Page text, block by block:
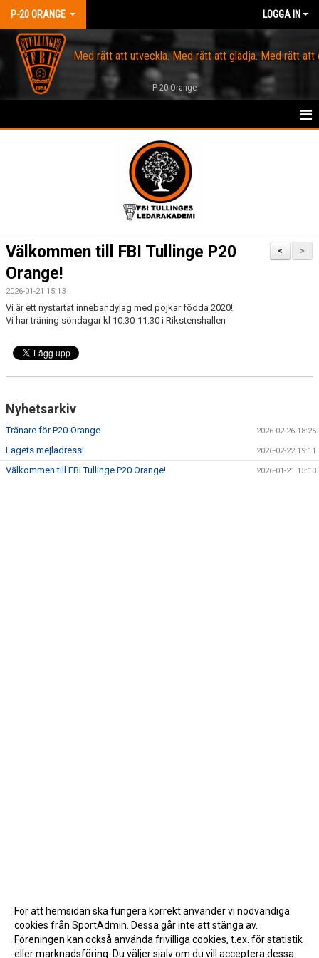
P-20 ORANGE LOGGA IN
Med rätt att utveckla. Med rätt att glädja. Med rätt att
P-20 Orange
TRUPPEN
DOKUMENT
BILDGALLERI
KONTAKT
>
<
Välkommen till FBI Tullinge P20
Orange!
2026-01-21 15:13
Vi är ett nystartat innebandylag med pojkar födda 2020!
Vi har träning söndagar kl 10:30-11:30 i Rikstenshallen
Nyhetsarkiv
Tränare för P20-Orange 2026-02-26 18:25
Lagets mejladress! 2026-02-22 19:11
Välkommen till FBI Tullinge P20 Orange! 2026-01-21 15:13
För att hemsidan ska fungera korrekt använder vi nödvändiga
cookies från SportAdmin. Dessa går inte att stänga av.
Föreningen kan också använda frivilliga cookies, t.ex. för statistik
eller marknadsföring. Du väljer själv om du vill acceptera dessa.